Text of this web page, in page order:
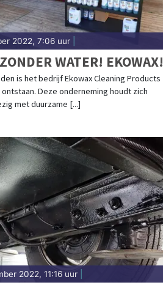
2022, 7:06 uur|
WATER! EKOWAX!
is het bedrijf Ekowax Cleaning Products
Deze onderneming houdt zich
met duurzame [...]
2022, 11:16 uur|